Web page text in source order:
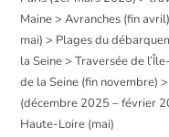
Maine > Avranches (fin
mai) > Plages du
la Seine > Traversée de
de la Seine (fin novembre)
(décembre 2025 – février
Haute-Loire (mai)